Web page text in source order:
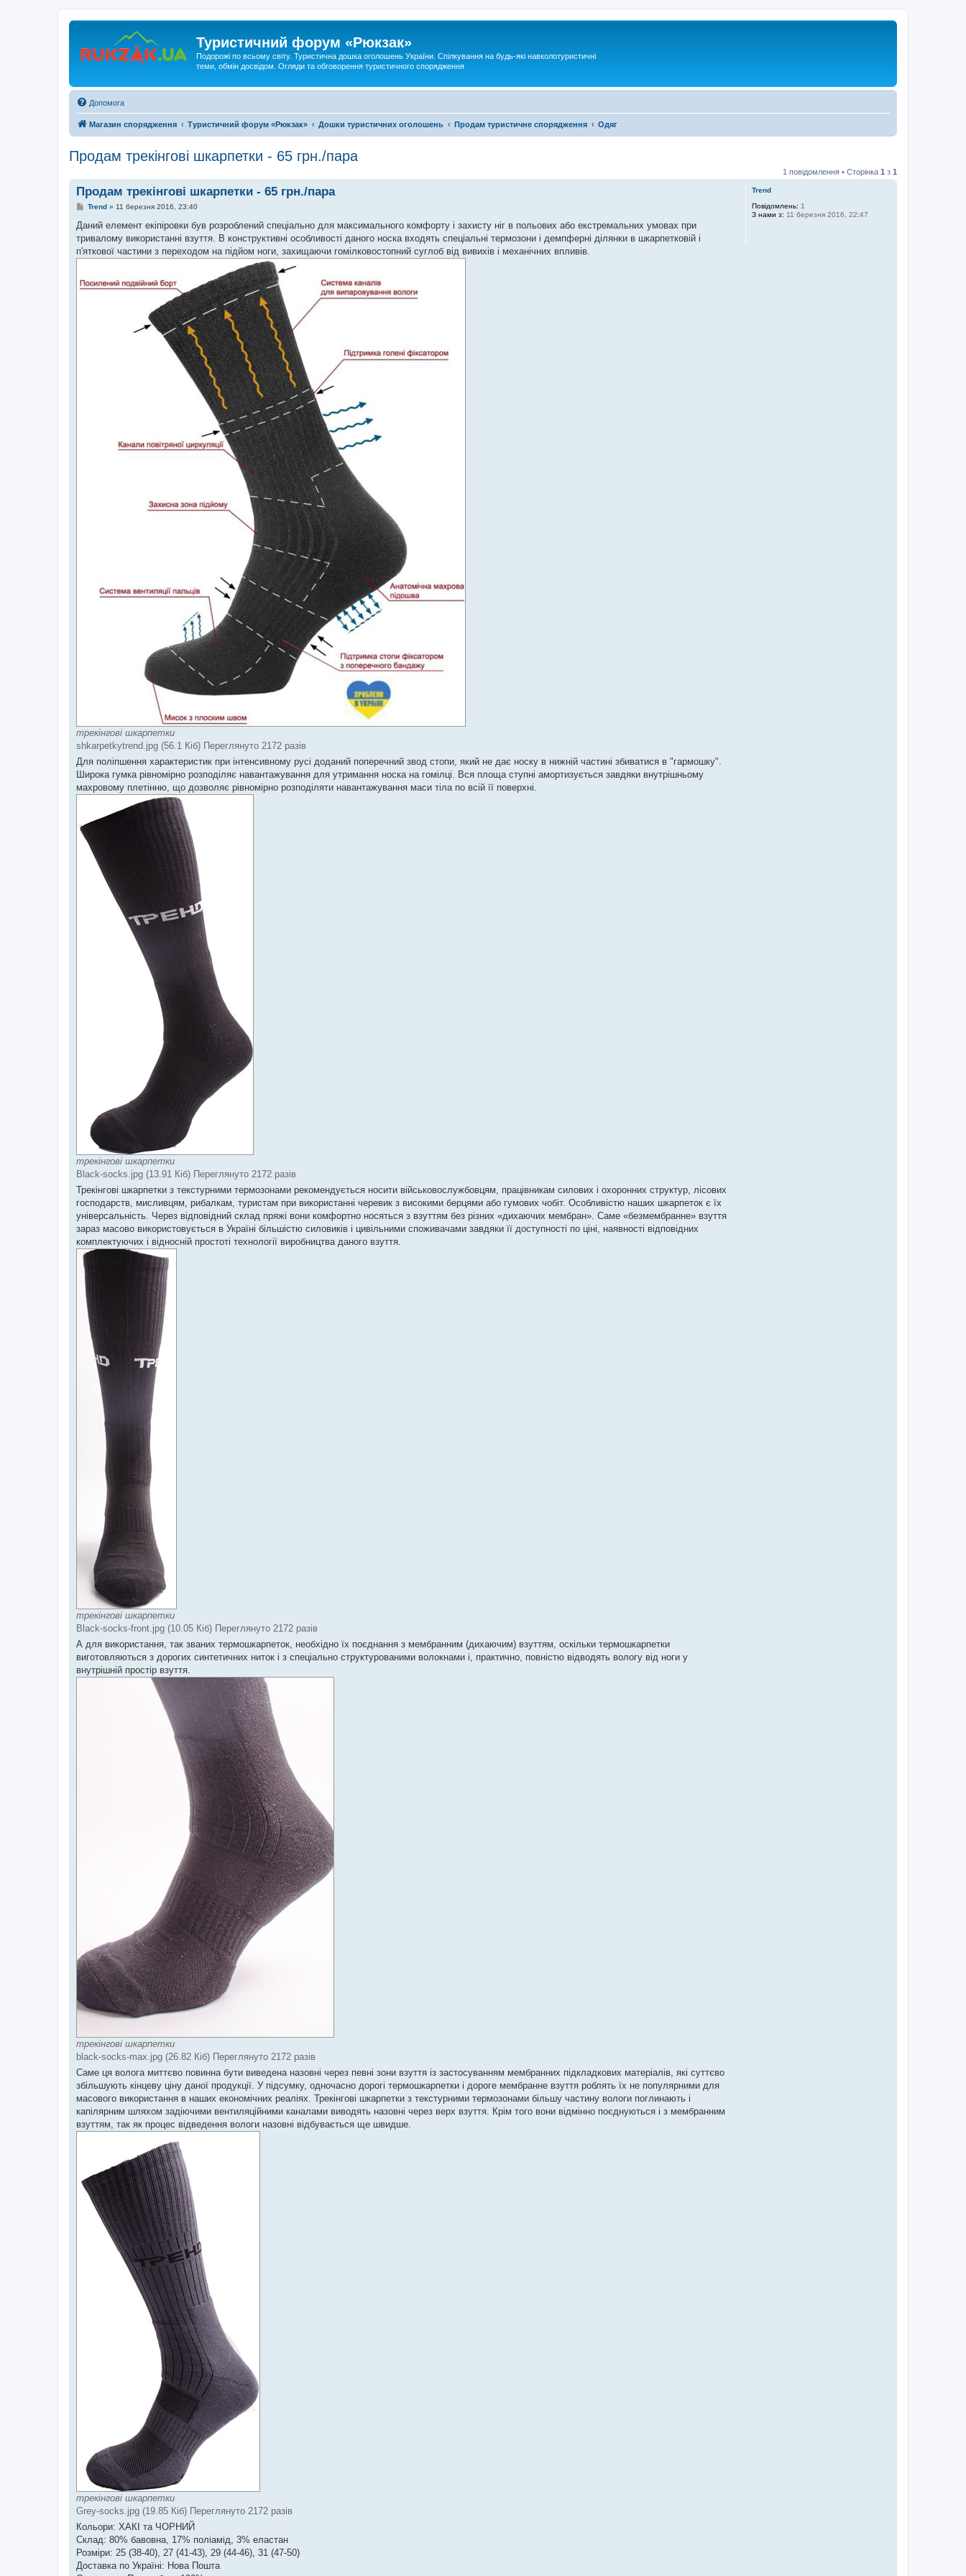
Туристичний форум «Рюкзак»
Подорожі по всьому світу. Туристична дошка оголошень України. Спілкування на будь-які навколотуристичні
теми, обмін досвідом. Огляди та обговорення туристичного спорядження
Допомога
Магазин спорядження Туристичний форум «Рюкзак» Дошки туристичних оголошень Продам туристичне спорядження Одяг
Продам трекінгові шкарпетки - 65 грн./пара
1 повідомлення • Сторінка 1 з 1
Trend
Повідомлень: 1
З нами з: 11 березня 2016, 22:47
Продам трекінгові шкарпетки - 65 грн./пара
П
в
д
о
м
н
н
Trend» 11 березня 2016, 23:40
Даний елемент екіпіровки був розроблений спеціально для максимального комфорту і захисту ніг в польових або екстремальних умовах при
тривалому використанні взуття. В конструктивні особливості даного носка входять спеціальні термозони і демпферні ділянки в шкарпетковій і
п'яткової частини з переходом на підйом ноги, захищаючи гомілковостопний суглоб від вивихів і механічних впливів.
трекінгові шкарпетки
shkarpetkytrend.jpg (56.1 Кіб) Переглянуто 2172 разів
Для поліпшення характеристик при інтенсивному русі доданий поперечний звод стопи, який не дає носку в нижній частині збиватися в "гармошку".
Широка гумка рівномірно розподіляє навантажування для утримання носка на гомілці. Вся площа ступні амортизується завдяки внутрішньому
махровому плетінню, що дозволяє рівномірно розподіляти навантажування маси тіла по всій її поверхні.
трекінгові шкарпетки
Black-socks.jpg (13.91 Кіб) Переглянуто 2172 разів
Трекінгові шкарпетки з текстурними термозонами рекомендується носити військовослужбовцям, працівникам силових і охоронних структур, лісових
господарств, мисливцям, рибалкам, туристам при використанні черевик з високими берцями або гумових чобіт. Особливістю наших шкарпеток є їх
універсальність. Через відповідний склад пряжі вони комфортно носяться з взуттям без різних «дихаючих мембран». Саме «безмембранне» взуття
зараз масово використовується в Україні більшістю силовиків і цивільними споживачами завдяки її доступності по ціні, наявності відповідних
комплектуючих і відносній простоті технології виробництва даного взуття.
трекінгові шкарпетки
Black-socks-front.jpg (10.05 Кіб) Переглянуто 2172 разів
А для використання, так званих термошкарпеток, необхідно їх поєднання з мембранним (дихаючим) взуттям, оскільки термошкарпетки
виготовляються з дорогих синтетичних ниток і з спеціально структурованими волокнами і, практично, повністю відводять вологу від ноги у
внутрішній простір взуття.
трекінгові шкарпетки
black-socks-max.jpg (26.82 Кіб) Переглянуто 2172 разів
Саме ця волога миттєво повинна бути виведена назовні через певні зони взуття із застосуванням мембранних підкладкових матеріалів, які суттєво
збільшують кінцеву ціну даної продукції. У підсумку, одночасно дорогі термошкарпетки і дороге мембранне взуття роблять їх не популярними для
масового використання в наших економічних реаліях. Трекінгові шкарпетки з текстурними термозонами більшу частину вологи поглинають і
капілярним шляхом задіючими вентиляційними каналами виводять назовні через верх взуття. Крім того вони відмінно поєднуються і з мембранним
взуттям, так як процес відведення вологи назовні відбувається ще швидше.
трекінгові шкарпетки
Grey-socks.jpg (19.85 Кіб) Переглянуто 2172 разів
Кольори: ХАКІ та ЧОРНИЙ
Склад: 80% бавовна, 17% поліамід, 3% еластан
Розміри: 25 (38-40), 27 (41-43), 29 (44-46), 31 (47-50)
Доставка по Україні: Нова Пошта